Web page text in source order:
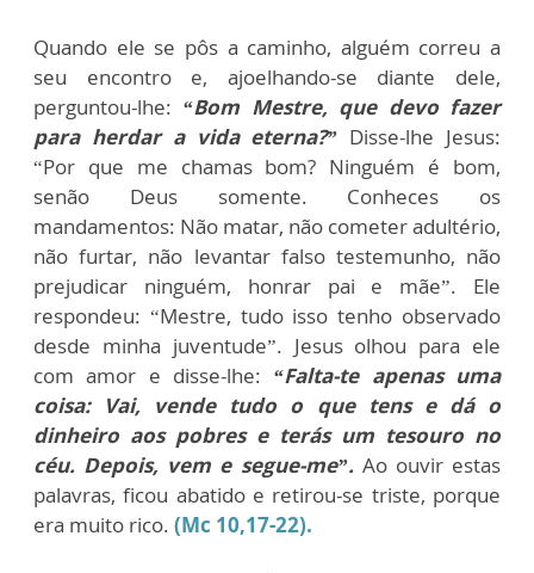
Quando ele se pôs a caminho, alguém correu a
seu encontro e, ajoelhando-se diante dele,
perguntou-lhe: “Bom Mestre, que devo fazer
para herdar a vida eterna?” Disse-lhe Jesus:
“Por que me chamas bom? Ninguém é bom,
senão Deus somente. Conheces os
mandamentos: Não matar, não cometer adultério,
não furtar, não levantar falso testemunho, não
prejudicar ninguém, honrar pai e mãe”. Ele
respondeu: “Mestre, tudo isso tenho observado
desde minha juventude”. Jesus olhou para ele
com amor e disse-lhe: “Falta-te apenas uma
coisa: Vai, vende tudo o que tens e dá o
dinheiro aos pobres e terás um tesouro no
céu. Depois, vem e segue-me”.Ao ouvir estas
palavras, ficou abatido e retirou-se triste, porque
era muito rico. (Mc 10,17-22).